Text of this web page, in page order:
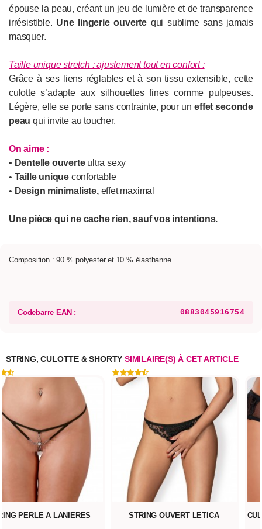
épouse la peau, créant un jeu de lumière et de transparence
irrésistible. Une lingerie ouverte qui sublime sans jamais
masquer.
Taille unique stretch : ajustement tout en confort:
Grâce à ses liens réglables et à son tissu extensible, cette
culotte s’adapte aux silhouettes fines comme pulpeuses.
Légère, elle se porte sans contrainte, pour uneffet seconde
peau qui invite au toucher.
On aime :
• Dentelle ouverte ultra sexy
• Taille unique confortable
• Design minimaliste, effet maximal
Une pièce qui ne cache rien, sauf vos intentions.
Composition : 90 % polyester et 10 % élasthanne
Codebarre EAN : 0883045916754
STRING, CULOTTE & SHORTY SIMILAIRE(S) À CET ARTICLE
PERLÉ À LANIÈRES STRING OUVERT LETICA